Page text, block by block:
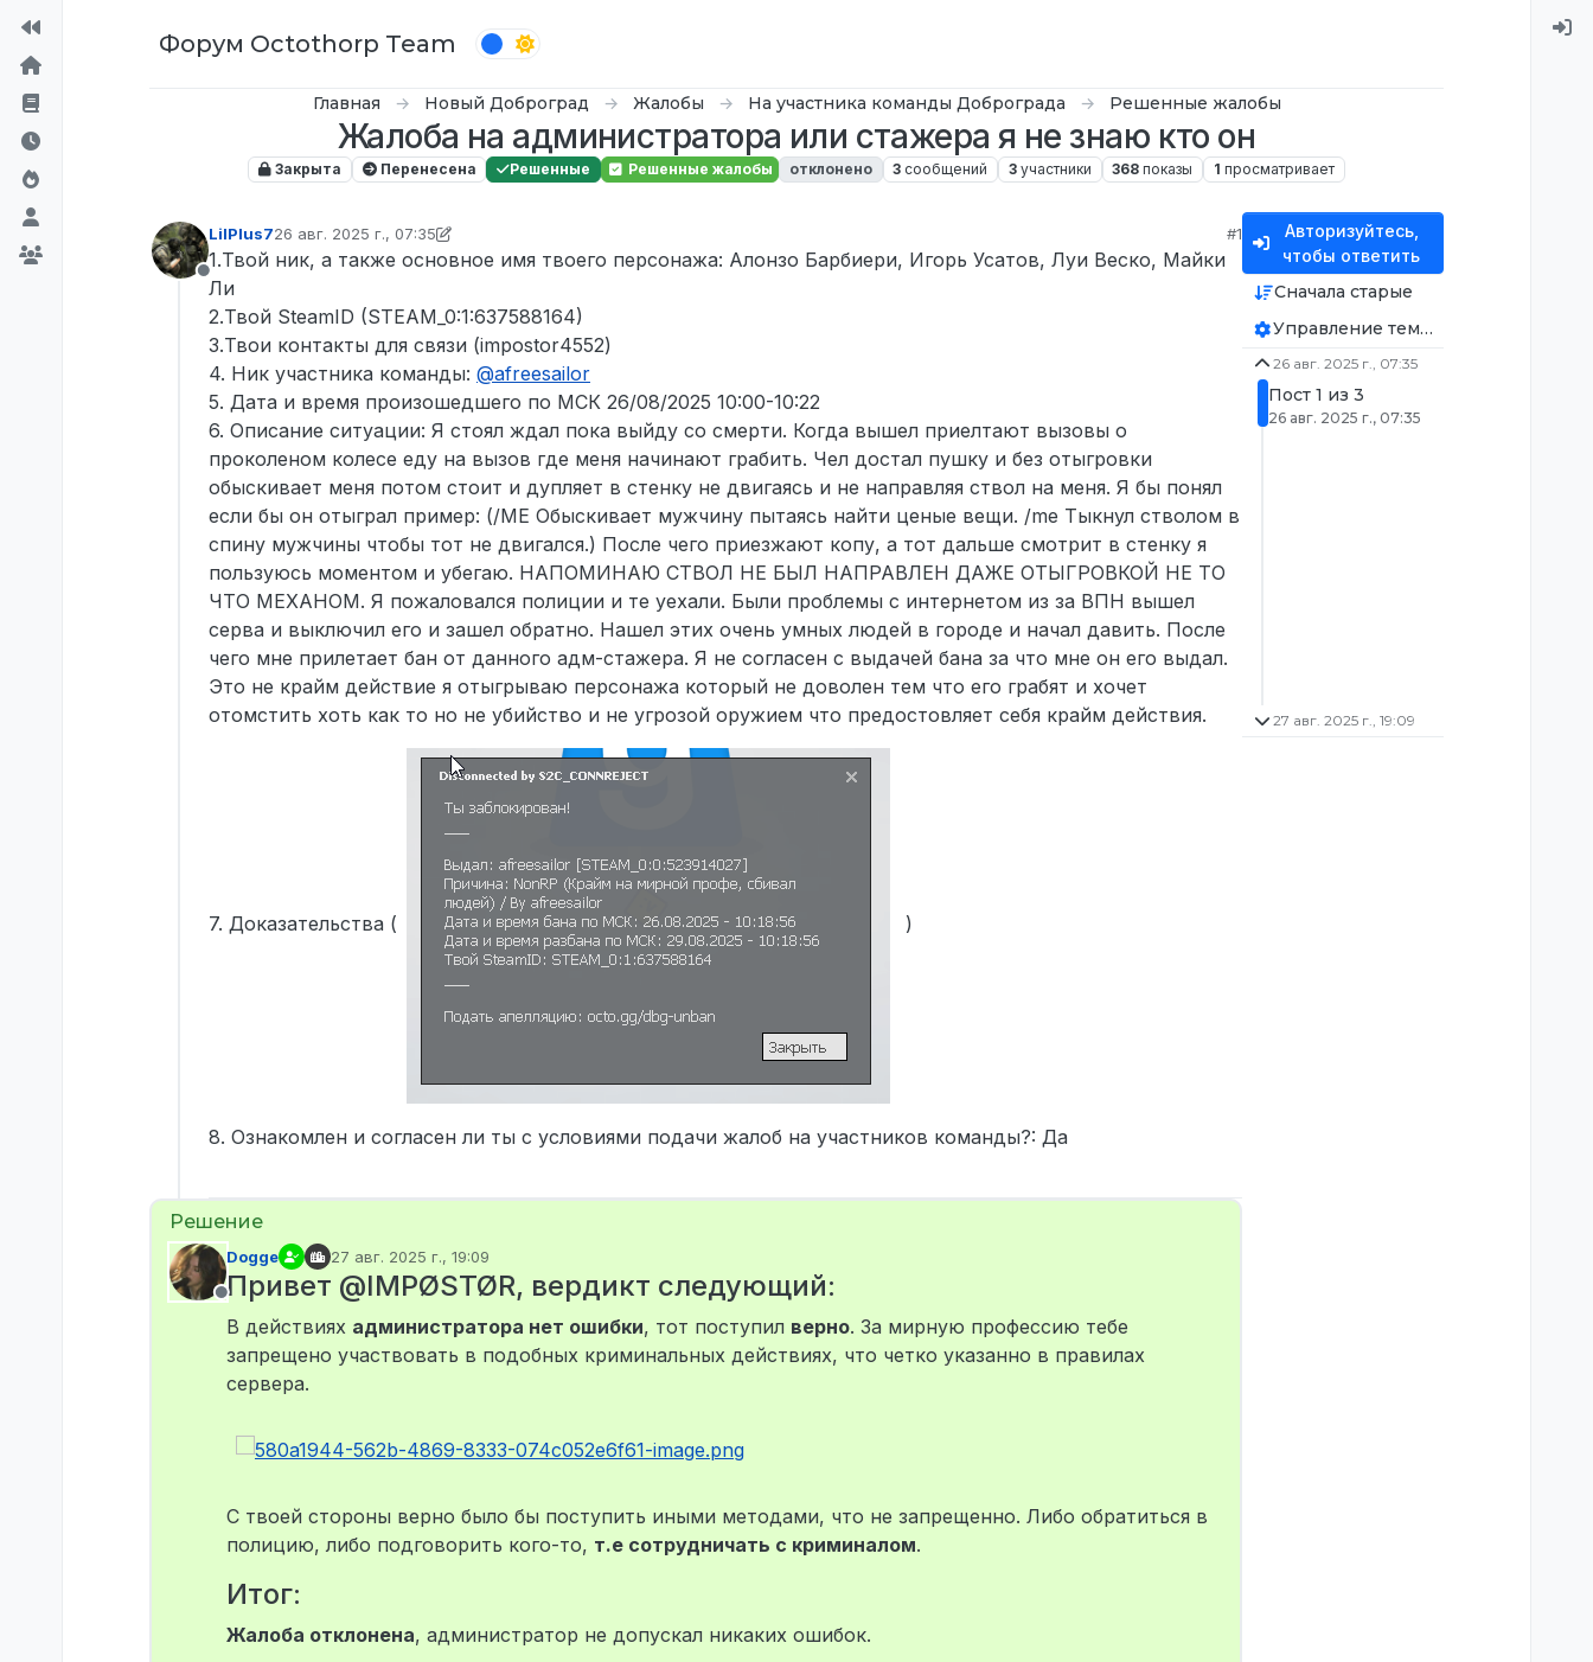
Форум Octothorp Team
Главная Новый Доброград Жалобы На участника команды Доброграда Решенные жалобы
Жалоба на администратора или стажера я не знаю кто он
Закрыта Перенесена Решенные Решенные жалобы отклонено 3 сообщений 3 участники 368 показы 1 просматривает
Не в сети
LilPlus726 авг. 2025 г., 07:35
отредактировано D0n Bar0n
#1
1.Твой ник, а также основное имя твоего персонажа: Алонзо Барбиери, Игорь Усатов, Луи Веско, Майки
Ли
2.Твой SteamID (STEAM_0:1:637588164)
3.Твои контакты для связи (impostor4552)
4. Ник участника команды: @afreesailor
5. Дата и время произошедшего по МСК 26/08/2025 10:00-10:22
6. Описание ситуации: Я стоял ждал пока выйду со смерти. Когда вышел приелтают вызовы о
проколеном колесе еду на вызов где меня начинают грабить. Чел достал пушку и без отыгровки
обыскивает меня потом стоит и дупляет в стенку не двигаясь и не направляя ствол на меня. Я бы понял
если бы он отыграл пример: (/ME Обыскивает мужчину пытаясь найти ценые вещи. /me Тыкнул стволом в
спину мужчины чтобы тот не двигался.) После чего приезжают копу, а тот дальше смотрит в стенку я
пользуюсь моментом и убегаю. НАПОМИНАЮ СТВОЛ НЕ БЫЛ НАПРАВЛЕН ДАЖЕ ОТЫГРОВКОЙ НЕ ТО
ЧТО МЕХАНОМ. Я пожаловался полиции и те уехали. Были проблемы с интернетом из за ВПН вышел
серва и выключил его и зашел обратно. Нашел этих очень умных людей в городе и начал давить. После
чего мне прилетает бан от данного адм-стажера. Я не согласен с выдачей бана за что мне он его выдал.
Это не крайм действие я отыгрываю персонажа который не доволен тем что его грабят и хочет
отомстить хоть как то но не убийство и не угрозой оружием что предостовляет себя крайм действия.
7. Доказательства ( )
8. Ознакомлен и согласен ли ты с условиями подачи жалоб на участников команды?: Да
Не в сети
Dogge 27 авг. 2025 г., 19:09
отредактировано
Привет @IMPØSTØR, вердикт следующий:
В действиях администратора нет ошибки, тот поступил верно. За мирную профессию тебе
запрещено участвовать в подобных криминальных действиях, что четко указанно в правилах
сервера.
С твоей стороны верно было бы поступить иными методами, что не запрещенно. Либо обратиться в
полицию, либо подговорить кого-то, т.е сотрудничать с криминалом.
Итог:
Жалоба отклонена, администратор не допускал никаких ошибок.
Авторизуйтесь,
чтобы ответить
Сначала старые
Управление темой
26 авг. 2025 г., 07:35
Пост 1 из 3
26 авг. 2025 г., 07:35
27 авг. 2025 г., 19:09